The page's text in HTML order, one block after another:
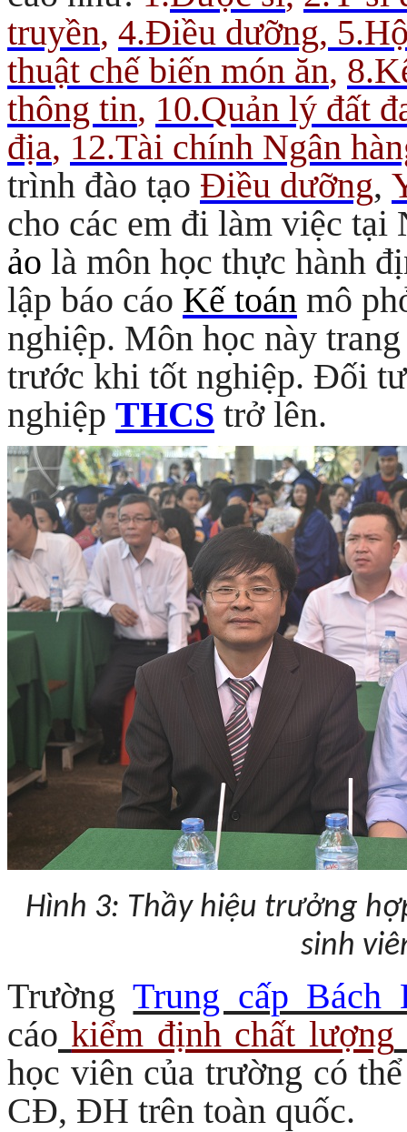
truyền, 4.Điều dưỡng,
thuật chế biến món ăn, 8
thông tin, 10.Quản lý đất
địa, 12.Tài chính Ngân
trình đào tạo Điều dưỡng,
cho các em đi làm việc
ảo là môn học thực hành
lập báo cáo Kế toán mô
nghiệp. Môn học này
trước khi tốt nghiệp. Đối
nghiệp THCS trở lên.
Hình 3: Thầy hiệu trưởng
sinh
TrườngTrung cấp Bách
cáo kiểm định chất lượng
học viên của trường có
CĐ, ĐH trên toàn quốc.